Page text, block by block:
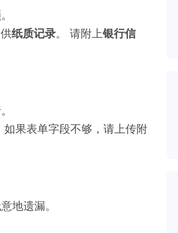
纸质记录。 请附上银行信
果表单字段不够，请上传附
地遗漏。